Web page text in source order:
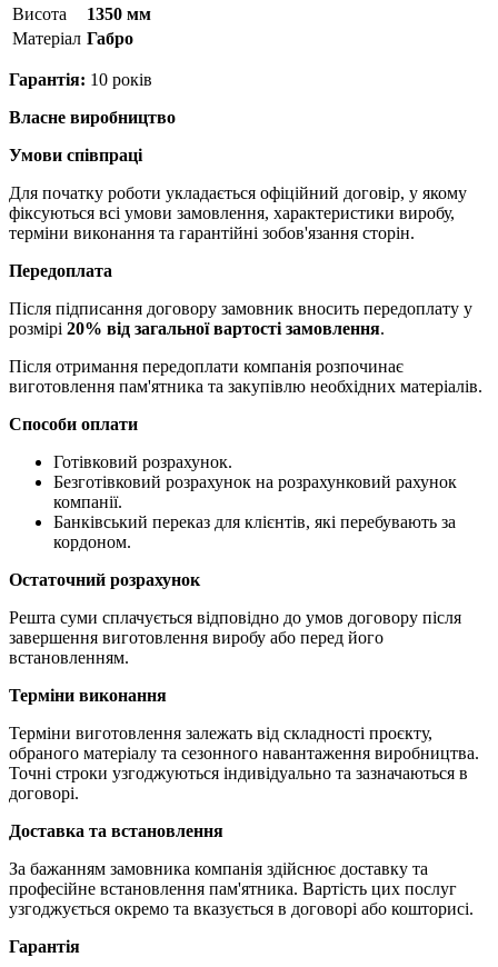
Висота
1350 мм
Матерiал Габро
Гарантія: 10 років
Власне виробництво
Умови співпраці
Для початку роботи укладається офіційний договір, у якому
фіксуються всі умови замовлення, характеристики виробу,
терміни виконання та гарантійні зобов'язання сторін.
Передоплата
Після підписання договору замовник вносить передоплату у
розмірі 20% від загальної вартості замовлення.
Після отримання передоплати компанія розпочинає
виготовлення пам'ятника та закупівлю необхідних матеріалів.
Способи оплати
Готівковий розрахунок.
Безготівковий розрахунок на розрахунковий рахунок
компанії.
Банківський переказ для клієнтів, які перебувають за
кордоном.
Остаточний розрахунок
Решта суми сплачується відповідно до умов договору після
завершення виготовлення виробу або перед його
встановленням.
Терміни виконання
Терміни виготовлення залежать від складності проєкту,
обраного матеріалу та сезонного навантаження виробництва.
Точні строки узгоджуються індивідуально та зазначаються в
договорі.
Доставка та встановлення
За бажанням замовника компанія здійснює доставку та
професійне встановлення пам'ятника. Вартість цих послуг
узгоджується окремо та вказується в договорі або кошторисі.
Гарантія